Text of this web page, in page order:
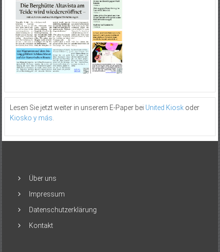
Lesen Sie jetzt weiter in unserem E-Paper bei United Kioskoder
Kiosko y más
Über uns
Impressum
Datenschutzerklärung
Kontakt